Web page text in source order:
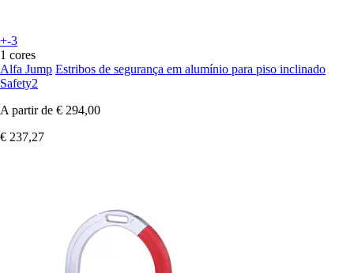
+-3
1 cores
Alfa Jump Estribos de segurança em alumínio para piso inclinado
Safety2
A partir de € 294,00
€ 237,27